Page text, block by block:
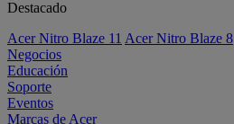
Destacado
Acer Nitro Blaze 11 Acer Nitro Blaze 8
Negocios
Educación
Soporte
Eventos
Marcas de Acer